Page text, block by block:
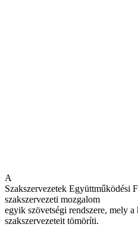
A
Szakszervezetek Együttműködési
szakszervezeti mozgalom
egyik szövetségi rendszere, mely
szakszervezeteit tömöríti.